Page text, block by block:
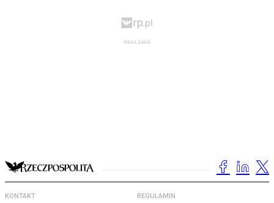
KONTAKT REGULAMIN